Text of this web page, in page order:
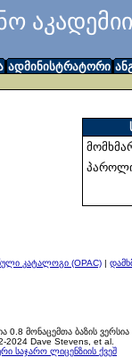
ადმინისტრატორი
კატალოგი (OPAC) |
0.8 მონაცემთა ბაზის
Dave Stevens, et al.
საჯარო ლიცენზიის ქვეშ